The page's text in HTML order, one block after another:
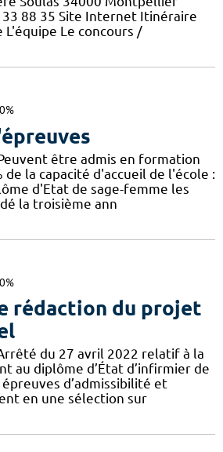
33 88 35 Site Internet Itinéraire
Le concours /
être admis en formation
de la capacité d'accueil de l'école :
d'Etat de sage-femme les
la troisième ann
rédaction du projet
du 27 avril 2022 relatif à la
au diplôme d’État d’infirmier de
d’admissibilité et
en une sélection sur